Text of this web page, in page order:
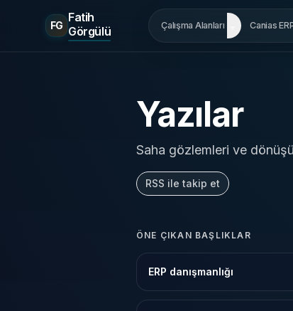
FG
Fatih
Görgülü
Çalışma Alanları Canias
Yazılar
Saha gözlemleri ve
RSS ile takip et
ÖNE ÇIKAN BAŞLIKLAR
ERP danışmanlığı